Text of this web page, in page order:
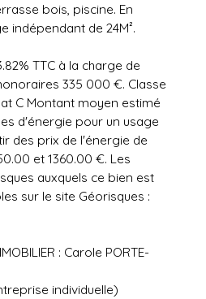
bois, piscine. En
indépendant de 24M².
TTC à la charge de
335 000 €. Classe
C Montant moyen estimé
d'énergie pour un usage
des prix de l'énergie de
et 1360.00 €. Les
auxquels ce bien est
sur le site Géorisques :
: Carole PORTE-
individuelle)